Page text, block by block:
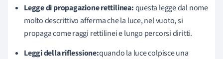
Legge di propagazione rettilinea:questa legge dal nome
molto descrittivo afferma che la luce, nel vuoto, si
propaga come raggi rettilinei e lungo percorsi diritti.
Leggi della riflessione:quando la luce colpisce una